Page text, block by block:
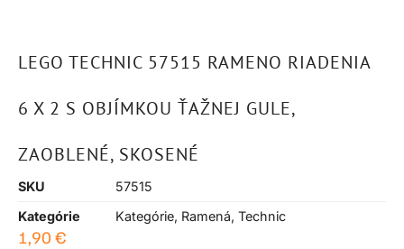
LEGO TECHNIC 57515 RAMENO RIADENIA
6 X 2 S OBJÍMKOU ​​ŤAŽNEJ GULE,
ZAOBLENÉ, SKOSENÉ
SKU
57515
Kategórie
Kategórie, Ramená, Technic
1,90 €